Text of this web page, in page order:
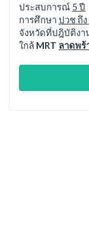
ประสบการณ์ 5 ปี
การศึกษา ปวช ถึ
จังหวัดที่ปฎิบัติงา
ใกล้ MRT ลาดพร้